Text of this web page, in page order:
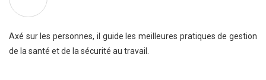
Axé sur les personnes, il guide les meilleures pratiques de gestion
de la santé et de la sécurité au travail.